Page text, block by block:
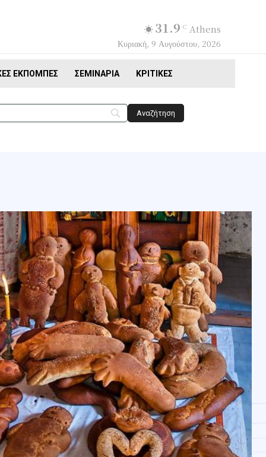
31.9 C Athens
Κυριακή, 9 Αυγούστου, 2026
ΕΚΠΟΜΠΈΣ ΣΕΜΙΝΆΡΙΑ ΚΡΙΤΙΚΈΣ